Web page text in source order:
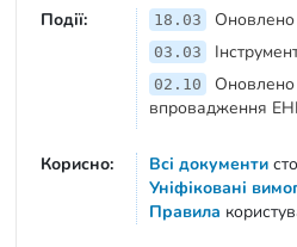
Події: 18.03 Оновлено
03.03
02.10
Оновлено
впровадження
Корисно: Всі документи
Уніфіковані
Правила